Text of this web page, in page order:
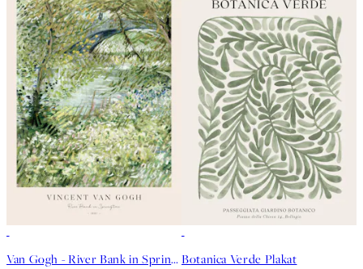
Van Gogh - River Bank in Springtime Plakat Botanica Verde Plakat